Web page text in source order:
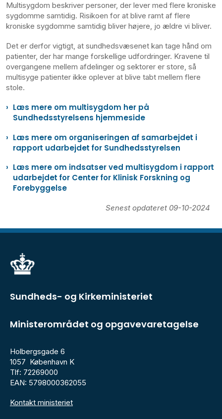
Multisygdom beskriver personer, der lever med flere kroniske
sygdomme samtidig. Risikoen for at blive ramt af flere
kroniske sygdomme samtidig bliver højere, jo ældre vi bliver.
Det er derfor vigtigt, at sundhedsvæsenet kan tage hånd om
patienter, der har mange forskellige udfordringer. Kravene til
overgangene mellem afdelinger og sektorer er store, så
multisyge patienter ikke oplever at blive tabt mellem flere
stole.
Læs mere om multisygdom her på
Sundhedsstyrelsens hjemmeside
Læs mere om organiseringen af samarbejdet i
rapport udarbejdet for Sundhedsstyrelsen
Læs mere om indsatser ved multisygdom i rapport
udarbejdet for Center for Klinisk Forskning og
Forebyggelse
Senest opdateret 09-10-2024
Sundheds- og Kirkeministeriet
Ministerområdet og opgavevaretagelse
Holbergsgade 6
1057 København K
Tlf: 72269000
EAN: 5798000362055
Kontakt ministeriet